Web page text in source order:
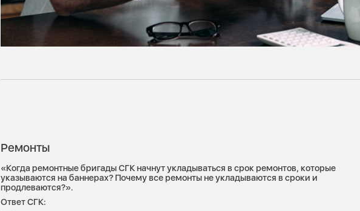
Ремонты
«Когда ремонтные бригады СГК начнут укладываться в срок ремонтов, которые
указываются на баннерах? Почему все ремонты не укладываются в сроки и
продлеваются?».
Ответ СГК: